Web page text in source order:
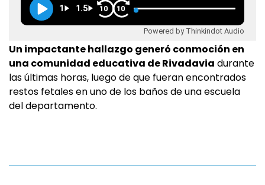
1 1.5 10 10
Powered by Thinkindot Audio
Un impactante hallazgo generó conmoción en
una comunidad educativa de Rivadavia durante
las últimas horas, luego de que fueran encontrados
restos fetales en uno de los baños de una escuela
del departamento.